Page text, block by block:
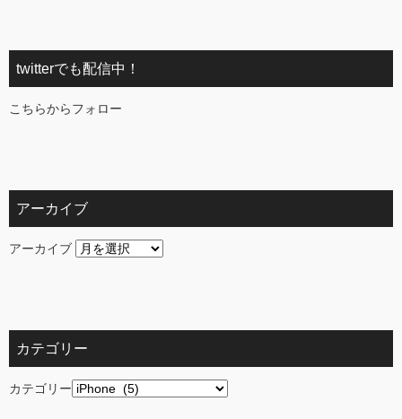
twitterでも配信中！
こちらからフォロー
アーカイブ
アーカイブ
カテゴリー
カテゴリー